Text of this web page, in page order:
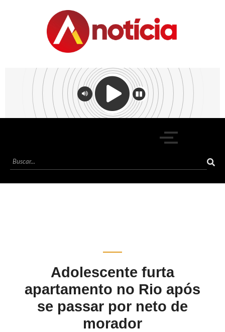
Adolescente furta
apartamento no Rio após
se passar por neto de
morador